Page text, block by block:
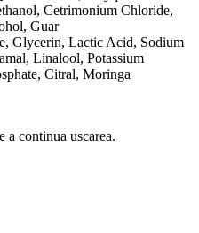
Cetrimonium Chloride,
Guar
Glycerin, Lactic Acid, Sodium
Linalool, Potassium
Citral, Moringa
a continua uscarea.